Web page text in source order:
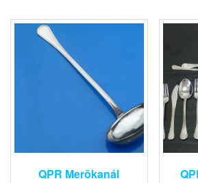
QPR Merõkanál